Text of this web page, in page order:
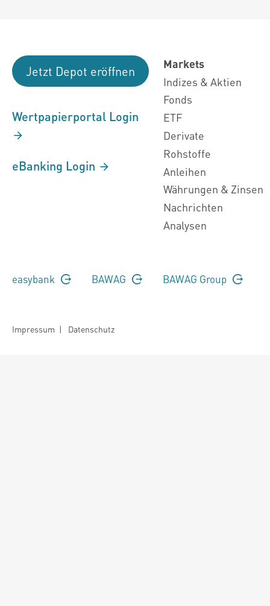
Jetzt Depot eröffnen
Wertpapierportal Login
eBanking Login
Markets
Indizes & Aktien
Fonds
ETF
Derivate
Rohstoffe
Anleihen
Währungen & Zinsen
Nachrichten
Analysen
easybank BAWAG BAWAG Group
Impressum | Datenschutz